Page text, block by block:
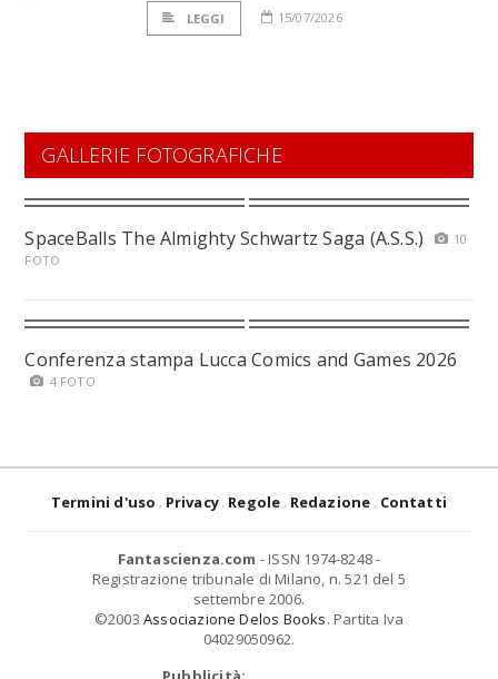
LEGGI 15/07/2026
GALLERIE FOTOGRAFICHE
SpaceBalls The Almighty Schwartz Saga (A.S.S.)
10
FOTO
Conferenza stampa Lucca Comics and Games 2026
4 FOTO
Termini d'uso Privacy Regole Redazione Contatti
Fantascienza.com - ISSN 1974-8248 -
Registrazione tribunale di Milano, n. 521 del 5
settembre 2006.
©2003 Associazione Delos Books. Partita Iva
04029050962.